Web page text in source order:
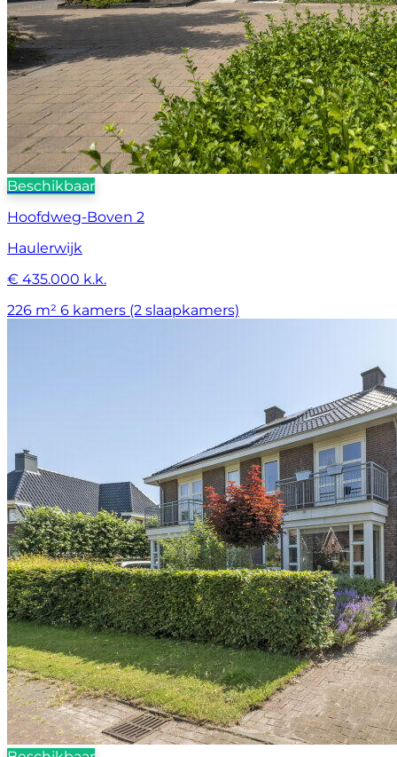
Beschikbaar
Hoofdweg-Boven 2
Haulerwijk
€ 435.000 k.k.
226 m² 6 kamers (2 slaapkamers)